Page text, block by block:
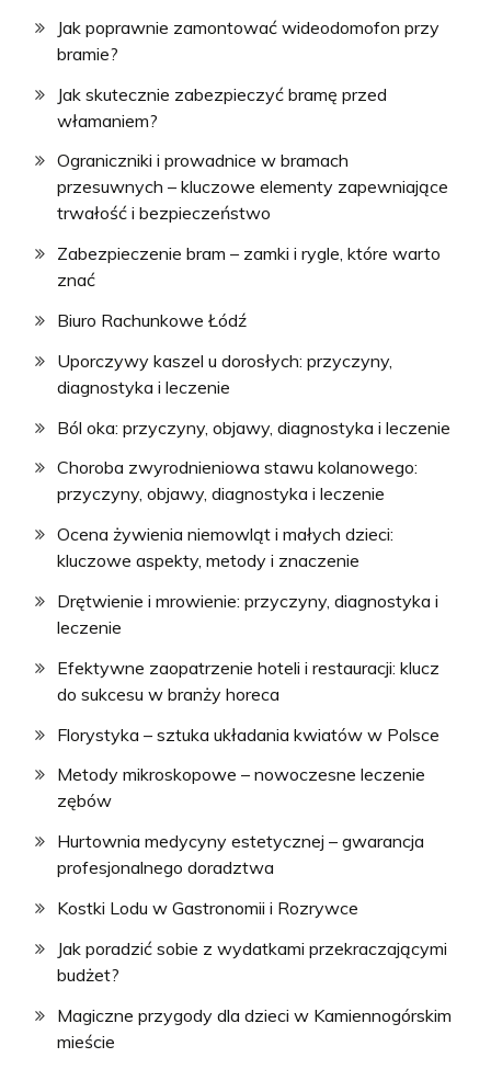
Jak poprawnie zamontować wideodomofon przy
bramie?
Jak skutecznie zabezpieczyć bramę przed
włamaniem?
Ograniczniki i prowadnice w bramach
przesuwnych – kluczowe elementy zapewniające
trwałość i bezpieczeństwo
Zabezpieczenie bram – zamki i rygle, które warto
znać
Biuro Rachunkowe Łódź
Uporczywy kaszel u dorosłych: przyczyny,
diagnostyka i leczenie
Ból oka: przyczyny, objawy, diagnostyka i leczenie
Choroba zwyrodnieniowa stawu kolanowego:
przyczyny, objawy, diagnostyka i leczenie
Ocena żywienia niemowląt i małych dzieci:
kluczowe aspekty, metody i znaczenie
Drętwienie i mrowienie: przyczyny, diagnostyka i
leczenie
Efektywne zaopatrzenie hoteli i restauracji: klucz
do sukcesu w branży horeca
Florystyka – sztuka układania kwiatów w Polsce
Metody mikroskopowe – nowoczesne leczenie
zębów
Hurtownia medycyny estetycznej – gwarancja
profesjonalnego doradztwa
Kostki Lodu w Gastronomii i Rozrywce
Jak poradzić sobie z wydatkami przekraczającymi
budżet?
Magiczne przygody dla dzieci w Kamiennogórskim
mieście